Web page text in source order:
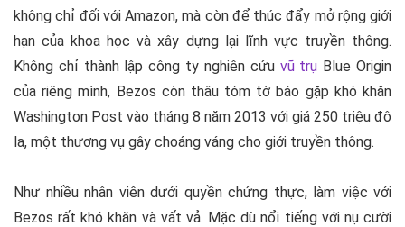
không chỉ đối với Amazon, mà còn để thúc đẩy mở rộng giới
hạn của khoa học và xây dựng lại lĩnh vực truyền thông.
Không chỉ thành lập công ty nghiên cứu vũ trụ Blue Origin
của riêng mình, Bezos còn thâu tóm tờ báo gặp khó khăn
Washington Post vào tháng 8 năm 2013 với giá 250 triệu đô
la, một thương vụ gây choáng váng cho giới truyền thông.
Như nhiều nhân viên dưới quyền chứng thực, làm việc với
Bezos rất khó khăn và vất vả. Mặc dù nổi tiếng với nụ cười